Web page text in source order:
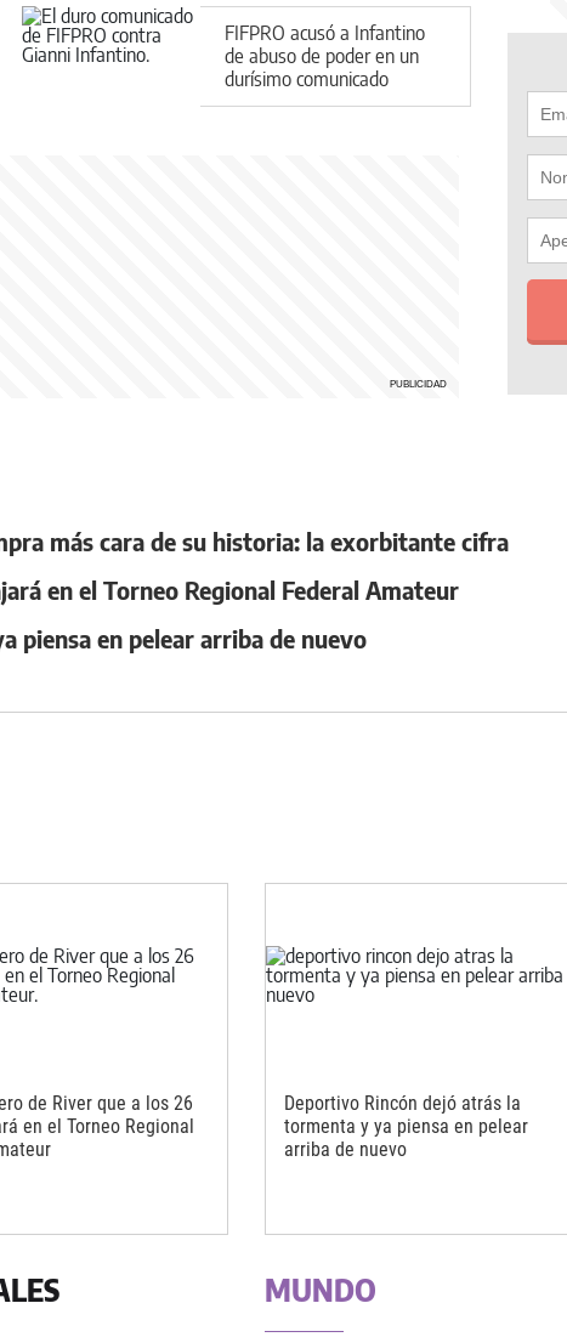
FIFPRO acusó a Infantino
de abuso de poder en un
durísimo comunicado
más cara de su historia: la exorbitante cifra
en el Torneo Regional Federal Amateur
piensa en pelear arriba de nuevo
de River que a los 26
en el Torneo Regional
Deportivo Rincón dejó atrás la
tormenta y ya piensa en pelear
arriba de nuevo
MUNDO